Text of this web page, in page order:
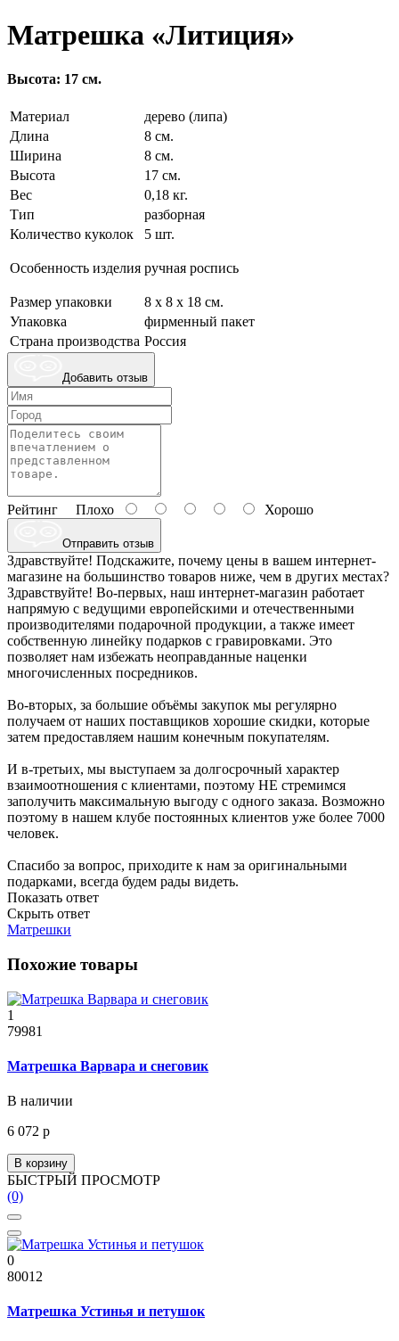
Матрешка «Литиция»
Высота: 17 см.
Материал
дерево (липа)
Длина
8 см.
Ширина
8 см.
Высота
17 см.
Вес
0,18 кг.
Тип
разборная
Количество куколок
5 шт.
Особенность изделия ручная роспись
Размер упаковки
8 х 8 х 18 см.
Упаковка
фирменный пакет
Страна производства Россия
Добавить отзыв
Рейтинг Плохо Хорошо
Отправить отзыв
Здравствуйте! Подскажите, почему цены в вашем интернет-
магазине на большинство товаров ниже, чем в других местах?
Здравствуйте! Во-первых, наш интернет-магазин работает
напрямую с ведущими европейскими и отечественными
производителями подарочной продукции, а также имеет
собственную линейку подарков с гравировками. Это
позволяет нам избежать неоправданные наценки
многочисленных посредников.
Во-вторых, за большие объёмы закупок мы регулярно
получаем от наших поставщиков хорошие скидки, которые
затем предоставляем нашим конечным покупателям.
И в-третьих, мы выступаем за долгосрочный характер
взаимоотношения с клиентами, поэтому НЕ стремимся
заполучить максимальную выгоду с одного заказа. Возможно
поэтому в нашем клубе постоянных клиентов уже более 7000
человек.
Спасибо за вопрос, приходите к нам за оригинальными
подарками, всегда будем рады видеть.
Показать ответ
Скрыть ответ
Матрешки
Похожие товары
1
79981
Матрешка Варвара и снеговик
В наличии
6 072 р
В корзину
БЫСТРЫЙ ПРОСМОТР
(0)
0
80012
Матрешка Устинья и петушок